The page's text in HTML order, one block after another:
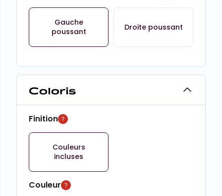
Gauche
poussant
Droite poussant
Coloris
Finition
Couleurs
incluses
Couleur